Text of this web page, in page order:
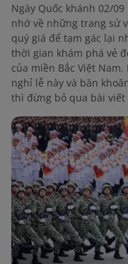
Ngày Quốc khánh 02/
nhớ về những trang sử
quý giá để tạm gác lại
thời gian khám phá vẻ
của miền Bắc Việt
nghỉ lễ này và băn
thì đừng bỏ qua bài viết